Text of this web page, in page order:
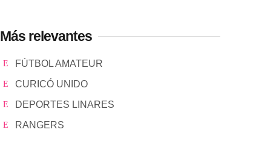
Más relevantes
FÚTBOL AMATEUR
CURICÓ UNIDO
DEPORTES LINARES
RANGERS